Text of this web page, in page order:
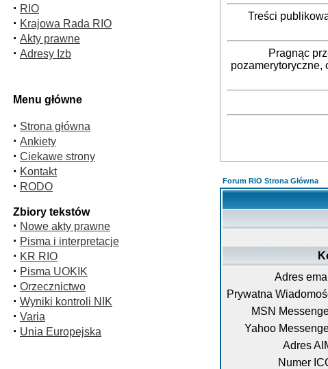
· RIO
· Krajowa Rada RIO
· Akty prawne
· Adresy Izb
Menu główne
· Strona główna
· Ankiety
· Ciekawe strony
· Kontakt
· RODO
Zbiory tekstów
· Nowe akty prawne
· Pisma i interpretacje
· KR RIO
· Pisma UOKIK
· Orzecznictwo
· Wyniki kontroli NIK
· Varia
· Unia Europejska
Treści
Pragnąc
pozamerytoryczne,
Forum RIO Strona Główna
Adres
Prywatna
MSN
Yahoo
Adres
Numer